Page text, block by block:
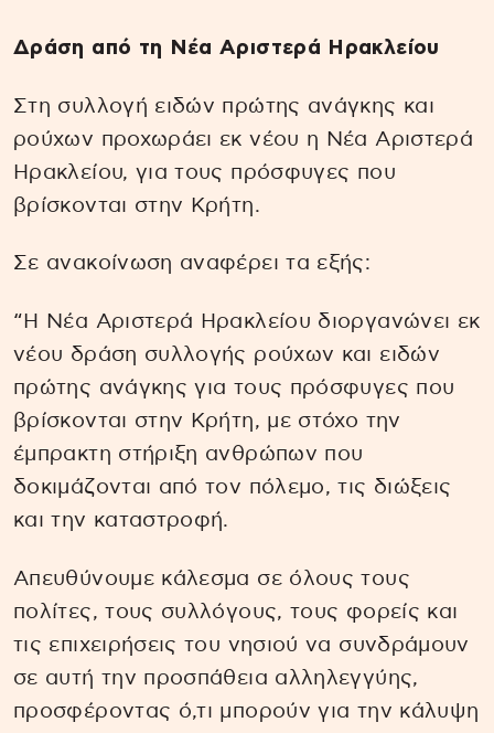
Δράση από τη Νέα Αριστερά Ηρακλείου
Στη συλλογή ειδών πρώτης ανάγκης και
ρούχων προχωράει εκ νέου η Νέα Αριστερά
Ηρακλείου, για τους πρόσφυγες που
βρίσκονται στην Κρήτη.
Σε ανακοίνωση αναφέρει τα εξής:
“Η Νέα Αριστερά Ηρακλείου διοργανώνει εκ
νέου δράση συλλογής ρούχων και ειδών
πρώτης ανάγκης για τους πρόσφυγες που
βρίσκονται στην Κρήτη, με στόχο την
έμπρακτη στήριξη ανθρώπων που
δοκιμάζονται από τον πόλεμο, τις διώξεις
και την καταστροφή.
Απευθύνουμε κάλεσμα σε όλους τους
πολίτες, τους συλλόγους, τους φορείς και
τις επιχειρήσεις του νησιού να συνδράμουν
σε αυτή την προσπάθεια αλληλεγγύης,
προσφέροντας ό,τι μπορούν για την κάλυψη